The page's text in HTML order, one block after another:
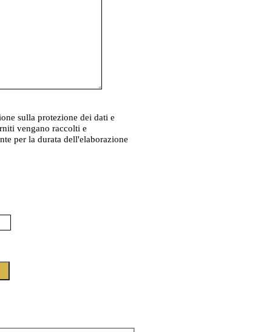
sulla protezione dei dati e
vengano raccolti e
per la durata dell'elaborazione